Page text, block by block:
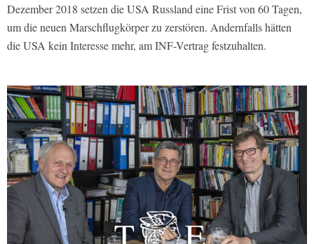
Dezember 2018 setzen die USA Russland eine Frist von 60 Tagen,
um die neuen Marschflugkörper zu zerstören. Andernfalls hätten
die USA kein Interesse mehr, am INF-Vertrag festzuhalten.